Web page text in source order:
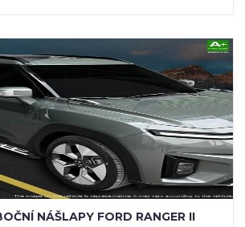
NÁŠLAPY FORD RANGER II